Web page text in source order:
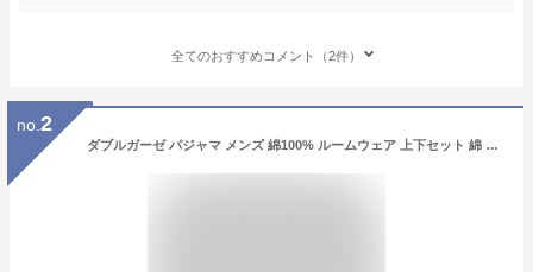
全てのおすすめコメント（2件）
no. 2
ダブルガーゼ パジャマ メンズ 綿100% ルームウェア 上下セット 綿 コットン 2重ガーゼ M L 夏 涼しい とりこ 着る保湿クリーム ナイトウェア 半袖 ゆったり 五分袖 部屋着 かぶるだけ ギフト サウナ サウナ上がり ガーゼ ルームウェア 父の日 ギフト